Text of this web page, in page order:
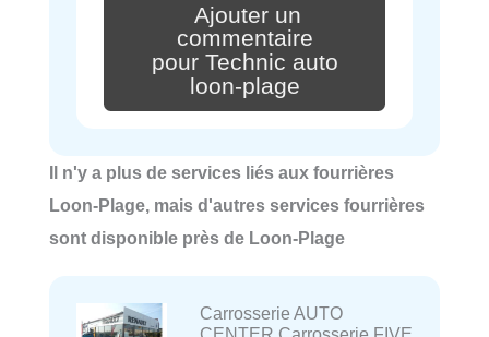
Ajouter un
commentaire
pour Technic auto
loon-plage
Il n'y a plus de services liés aux fourrières
Loon-Plage, mais d'autres services fourrières
sont disponible près de Loon-Plage
Carrosserie AUTO